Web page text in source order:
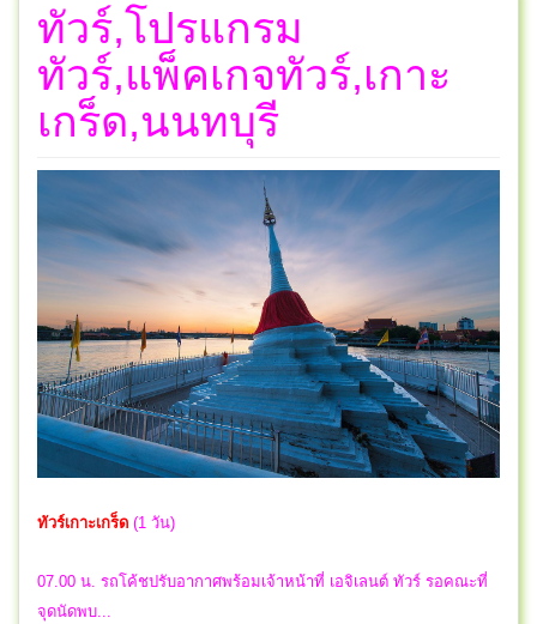
ทัวร์,โปรแกรม
ทัวร์,แพ็คเกจทัวร์,เกาะ
เกร็ด,นนทบุรี
ทัวร์เกาะเกร็ด (1 วัน)
07.00 น. รถโค้ชปรับอากาศพร้อมเจ้าหน้าที่ เอจิเลนต์ ทัวร์ รอคณะที่
จุดนัดพบ...